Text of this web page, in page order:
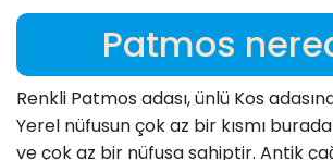
Patmos
Renkli Patmos adası, ünlü Kos
Yerel nüfusun çok az bir kısmı
ve çok az bir nüfusa sahiptir. Antik